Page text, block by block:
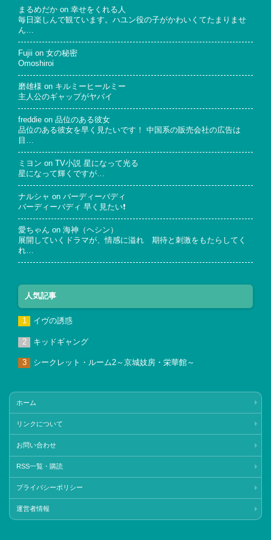
まるめだか on 幸せをくれる人
毎日楽しんで観ています。ハユン役の子がかわいくてたまりませ
ん…
Fujii on 女の秘密
Omoshiroi
磨雄様 on キルミーヒールミー
主人公のギャップがヤバイ
freddie on 品位のある彼女
品位のある彼女を早く見たいです！ 中国系の販売会社の広告は
目…
ミヨン on TV小説 星になって光る
星になって輝くですが…
ナルシャ on バーディーバディ
バーディーバディ 早く見たい❗
愛ちゃん on 海神（ヘシン）
展開していくドラマが、情感に溢れ 期待と刺激をもたらしてく
れ…
人気記事
イヴの誘惑
キッドギャング
シークレット・ルーム2～京城妓房・栄華館～
ホーム
リンクについて
お問い合わせ
RSS一覧・購読
プライバシーポリシー
運営者情報